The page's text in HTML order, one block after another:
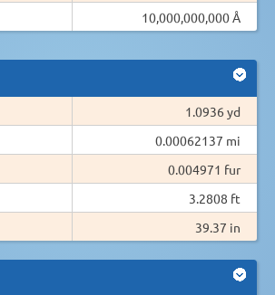
10,000,000,000 Å
1.0936 yd
0.00062137 mi
0.004971 fur
3.2808 ft
39.37 in